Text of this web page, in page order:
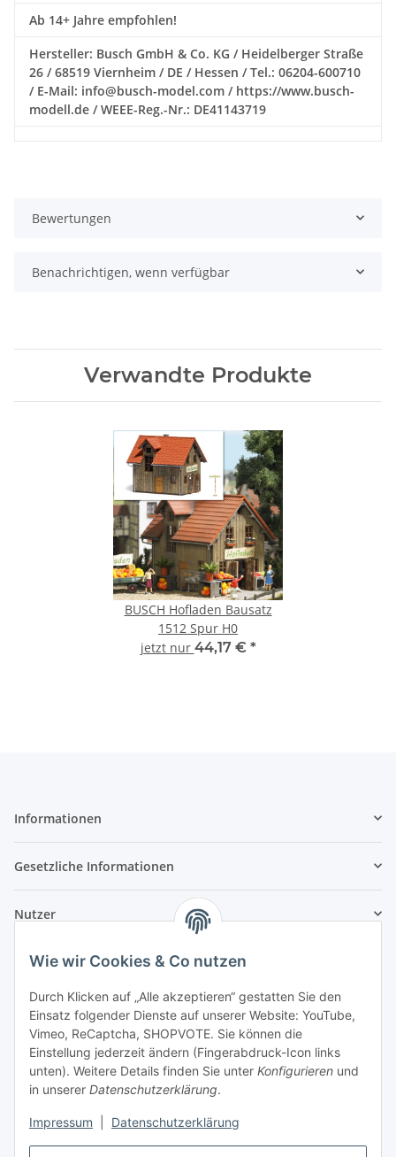
Wie wir Cookies & Co nutzen
Durch Klicken auf „Alle akzeptieren“ gestatten Sie den
Einsatz folgender Dienste auf unserer Website: YouTube,
Vimeo, ReCaptcha, SHOPVOTE. Sie können die
Einstellung jederzeit ändern (Fingerabdruck-Icon links
unten). Weitere Details finden Sie unter Konfigurieren und
in unserer Datenschutzerklärung.
Impressum Datenschutzerklärung
Ab 14+ Jahre empfohlen!
Hersteller: Busch GmbH & Co. KG / Heidelberger Straße
26 / 68519 Viernheim / DE / Hessen / Tel.: 06204-600710
/ E-Mail: info@busch-model.com / https://www.busch-
modell.de / WEEE-Reg.-Nr.: DE41143719
Bewertungen
Benachrichtigen, wenn verfügbar
Verwandte Produkte
BUSCH Hofladen Bausatz
1512 Spur H0
jetzt nur 44,17 € *
Informationen
Gesetzliche Informationen
Nutzer